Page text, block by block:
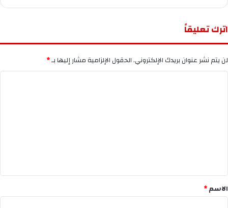
اترك تعليقاً
لن يتم نشر عنوان بريدك الإلكتروني.الحقول الإلزامية مشار إليها بـ*
*
الاسم*